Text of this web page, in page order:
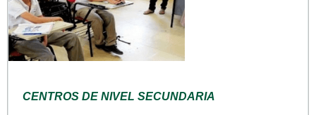
CENTROS DE NIVEL SECUNDARIA